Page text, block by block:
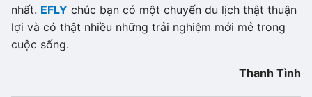
nhất. EFLY chúc bạn có một chuyến du lịch thật thuận
lợi và có thật nhiều những trải nghiệm mới mẻ trong
cuộc sống.
Thanh Tình